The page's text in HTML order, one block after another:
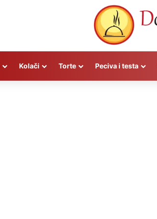
Kolači Torte Peciva i testa